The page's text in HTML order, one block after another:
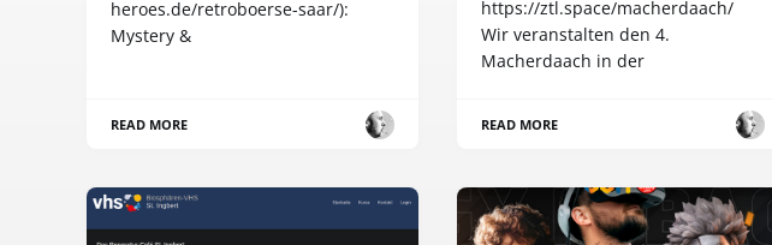
heroes.de/retroboerse-saar/):
Mystery &
READ MORE
https://ztl.space/macherdaach/
Wir veranstalten den 4.
Macherdaach in der
READ MORE